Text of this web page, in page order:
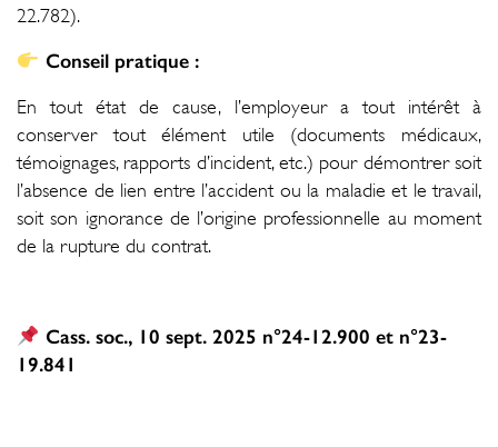
22.782).
Conseil pratique :
En tout état de cause, l’employeur a tout intérêt à
conserver tout élément utile (documents médicaux,
témoignages, rapports d’incident, etc.) pour démontrer soit
l’absence de lien entre l’accident ou la maladie et le travail,
soit son ignorance de l’origine professionnelle au moment
de la rupture du contrat.
Cass. soc., 10 sept. 2025 n°24-12.900 et n°23-
19.841